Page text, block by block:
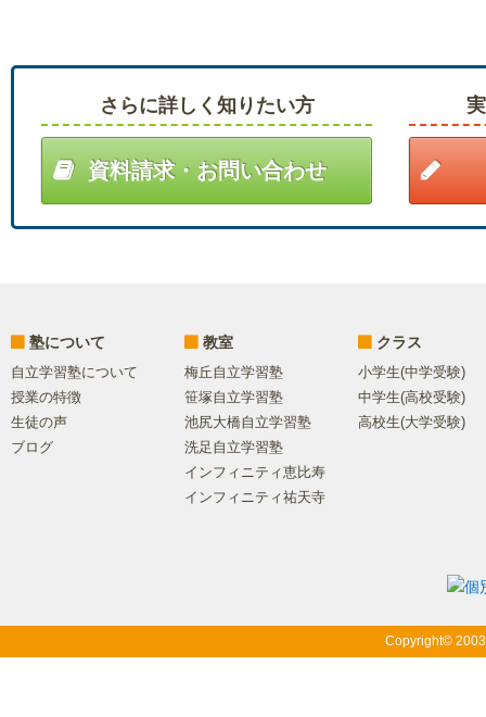
さらに詳しく知りたい方
資料請求・お問い合わせ
塾について
自立学習塾について
授業の特徴
生徒の声
ブログ
教室
梅丘自立学習塾
笹塚自立学習塾
池尻大橋自立学習塾
洗足自立学習塾
インフィニティ恵比寿
インフィニティ祐天寺
クラス
小学生(中学受験)
中学生(高校受験)
高校生(大学受験)
Copyright©